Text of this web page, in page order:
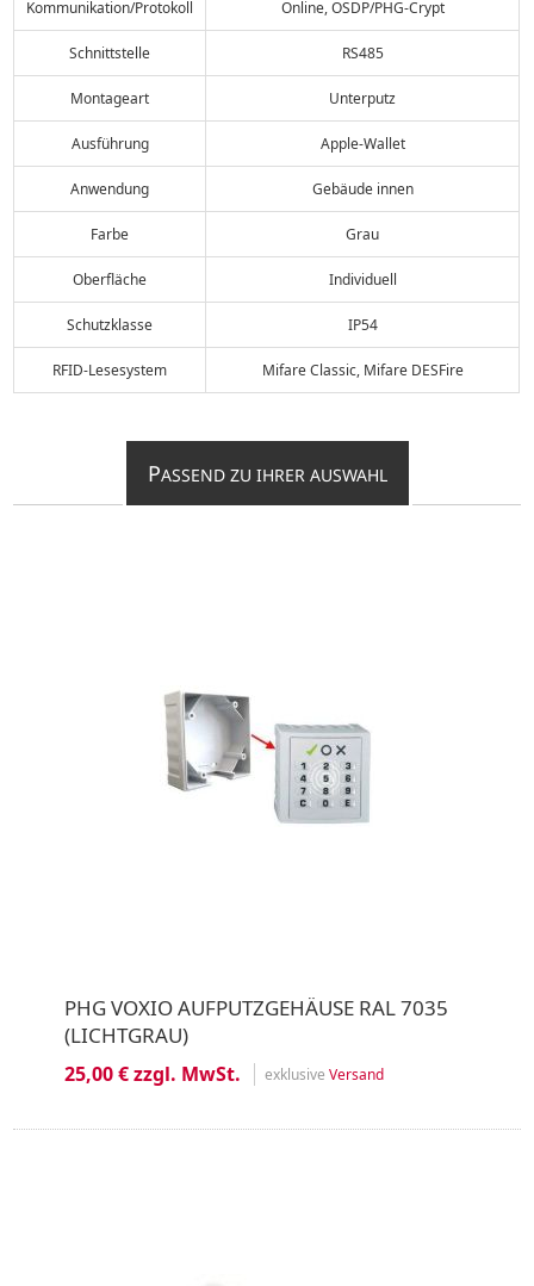
Kommunikation/Protokoll Online, OSDP/PHG-Crypt
Schnittstelle RS485
Montageart Unterputz
Ausführung Apple-Wallet
Anwendung Gebäude innen
Farbe Grau
Oberfläche Individuell
Schutzklasse IP54
RFID-Lesesystem Mifare Classic, Mifare DESFire
PASSEND ZU IHRER AUSWAHL
PHG VOXIO AUFPUTZGEHÄUSE RAL 7035
(LICHTGRAU)
25,00 € zzgl. MwSt. exklusive Versand